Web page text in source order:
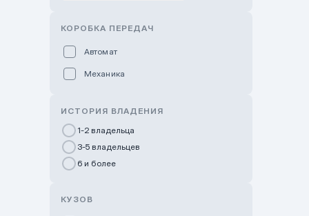
GWM Nurly Zhol
Chery Astana
КОРОБКА ПЕРЕДАЧ
Автомат
Механика
ИСТОРИЯ ВЛАДЕНИЯ
1-2 владельца
3-5 владельцев
6 и более
КУЗОВ